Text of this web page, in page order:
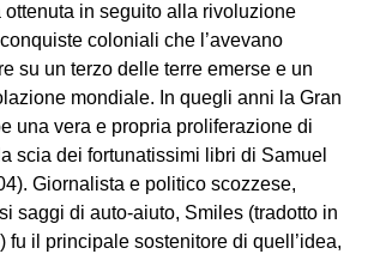
in seguito alla rivoluzione
coloniali che l’avevano
su un terzo delle terre emerse e un
mondiale. In quegli anni la Gran
una vera e propria proliferazione di
scia dei fortunatissimi libri di Samuel
Giornalista e politico scozzese,
saggi di auto-aiuto, Smiles (tradotto in
fu il principale sostenitore di quell’idea,